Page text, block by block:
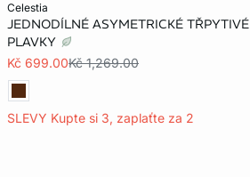
celestia
JEDNODÍLNÉ ASYMETRICKÉ TŘPYTIVÉ
PLAVKY
Kč 699.00Kč 1,269.00
SLEVY Kupte si 3, zaplaťte za 2
36